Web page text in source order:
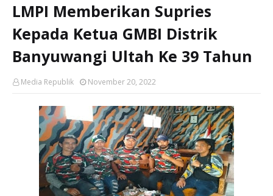
LMPI Memberikan Supries
Kepada Ketua GMBI Distrik
Banyuwangi Ultah Ke 39 Tahun
Media Republik November 20, 2022